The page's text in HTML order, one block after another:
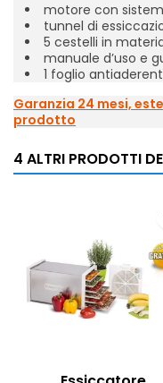
motore con
tunnel di
5 cestelli in
manuale d’uso e
1 foglio
Garanzia 24 mesi,
prodotto
4 ALTRI PRODOTTI